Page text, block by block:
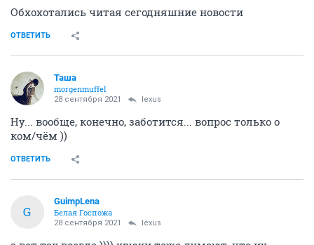
Обхохотались читая сегодняшние новости
ОТВЕТИТЬ
Таша
morgenmuffel
28 сентября 2021 lexus
Ну... вообще, конечно, заботится... вопрос только о
ком/чём ))
ОТВЕТИТЬ
G
GuimpLena
Белая Госпожа
28 сентября 2021 lexus